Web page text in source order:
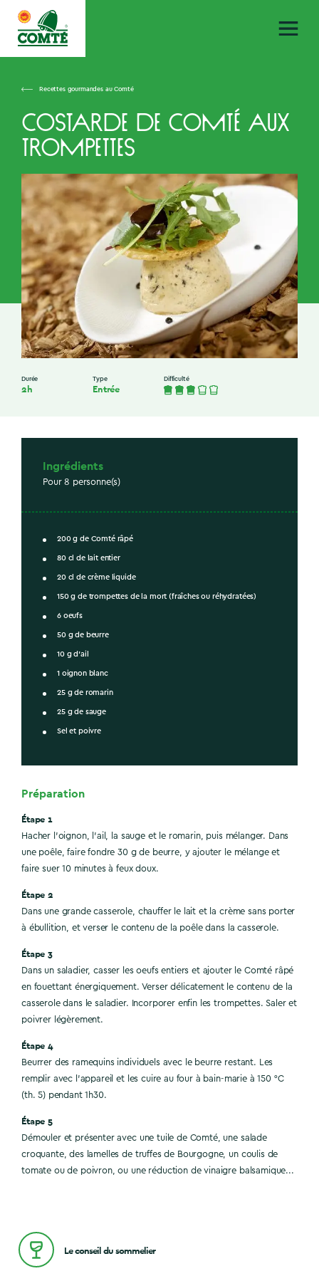
Recettes gourmandes au Comté
Costarde de Comté aux
trompettes
Durée
2h
Type
Entrée
Difficulté
Ingrédients
Pour 8 personne(s)
200 g de Comté râpé
80 cl de lait entier
20 cl de crème liquide
150 g de trompettes de la mort (fraîches ou réhydratées)
6 oeufs
50 g de beurre
10 g d’ail
1 oignon blanc
25 g de romarin
25 g de sauge
Sel et poivre
Préparation
Étape 1
Hacher l’oignon, l’ail, la sauge et le romarin, puis mélanger. Dans
une poêle, faire fondre 30 g de beurre, y ajouter le mélange et
faire suer 10 minutes à feux doux.
Étape 2
Dans une grande casserole, chauffer le lait et la crème sans porter
à ébullition, et verser le contenu de la poêle dans la casserole.
Étape 3
Dans un saladier, casser les oeufs entiers et ajouter le Comté râpé
en fouettant énergiquement. Verser délicatement le contenu de la
casserole dans le saladier. Incorporer enfin les trompettes. Saler et
poivrer légèrement.
Étape 4
Beurrer des ramequins individuels avec le beurre restant. Les
remplir avec l’appareil et les cuire au four à bain-marie à 150 °C
(th. 5) pendant 1h30.
Étape 5
Démouler et présenter avec une tuile de Comté, une salade
croquante, des lamelles de truffes de Bourgogne, un coulis de
tomate ou de poivron, ou une réduction de vinaigre balsamique...
Le conseil du sommelier